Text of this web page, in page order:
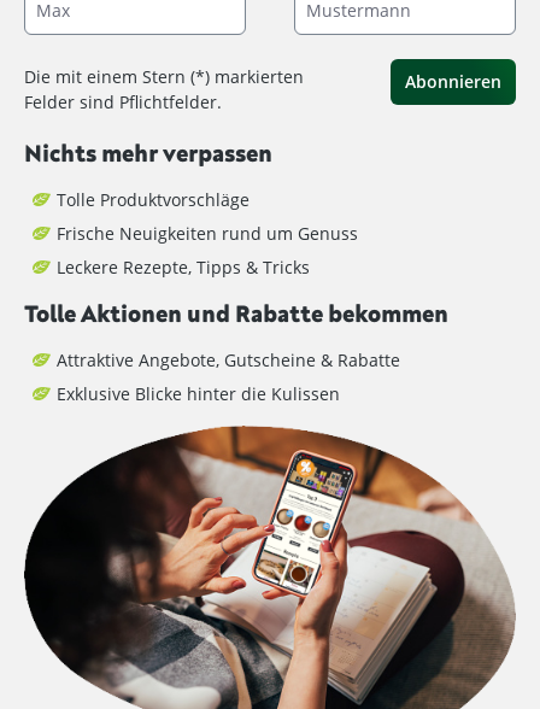
Die mit einem Stern (*) markierten
Felder sind Pflichtfelder.
Abonnieren
Nichts mehr verpassen
Tolle Produktvorschläge
Frische Neuigkeiten rund um Genuss
Leckere Rezepte, Tipps & Tricks
Tolle Aktionen und Rabatte bekommen
Attraktive Angebote, Gutscheine & Rabatte
Exklusive Blicke hinter die Kulissen